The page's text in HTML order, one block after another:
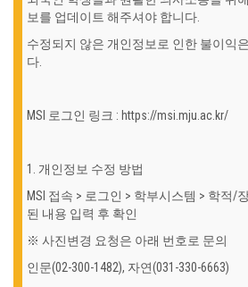
보를 업데이트 해주셔야 합니다.
수정되지 않은 개인정보로 인한 불이익
다.
MSI 로그인 링크 : https://msi.mju.ac.kr/
1. 개인정보 수정 방법
MSI 접속 > 로그인 > 학부시스템 > 학적/
된 내용 입력 후 확인
※ 사진변경 요청은 아래 번호로 문의
인문(02-300-1482), 자연(031-330-6663)